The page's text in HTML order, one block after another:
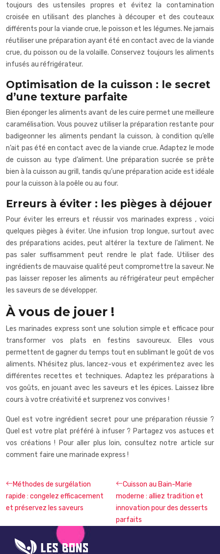
toujours des ustensiles propres et évitez la contamination
croisée en utilisant des planches à découper et des couteaux
différents pour la viande crue, le poisson et les légumes. Ne jamais
réutiliser une préparation ayant été en contact avec de la viande
crue, du poisson ou de la volaille. Conservez toujours les aliments
infusés au réfrigérateur.
Optimisation de la cuisson : le secret
d’une texture parfaite
Bien éponger les aliments avant de les cuire permet une meilleure
caramélisation. Vous pouvez utiliser la préparation restante pour
badigeonner les aliments pendant la cuisson, à condition qu’elle
n’ait pas été en contact avec de la viande crue. Adaptez le mode
de cuisson au type d’aliment. Une préparation sucrée se prête
bien à la cuisson au grill, tandis qu’une préparation acide est idéale
pour la cuisson à la poêle ou au four.
Erreurs à éviter : les pièges à déjouer
Pour éviter les erreurs et réussir vos marinades express , voici
quelques pièges à éviter. Une infusion trop longue, surtout avec
des préparations acides, peut altérer la texture de l’aliment. Ne
pas saler suffisamment peut rendre le plat fade. Utiliser des
ingrédients de mauvaise qualité peut compromettre la saveur. Ne
pas laisser reposer les aliments au réfrigérateur peut empêcher
les saveurs de se développer.
À vous de jouer !
Lesmarinades expresssont une solution simple et efficace pour
transformer vos plats en festins savoureux. Elles vous
permettent de gagner du temps tout en sublimant le goût de vos
aliments. N’hésitez plus, lancez-vous et expérimentez avec les
différentes recettes et techniques. Adaptez les préparations à
vos goûts, en jouant avec les saveurs et les épices. Laissez libre
cours à votre créativité et surprenez vos convives !
Quel est votre ingrédient secret pour une préparation réussie ?
Quel est votre plat préféré à infuser ? Partagez vos astuces et
vos créations ! Pour aller plus loin, consultez notre article sur
comment faire une marinade express !
Méthodes de surgélation
rapide : congelez efficacement
et préservez les saveurs
Cuisson au Bain-Marie
moderne : alliez tradition et
innovation pour des desserts
parfaits